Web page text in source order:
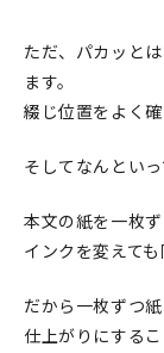
ただ、パカッと
ます。
綴じ位置をよく
そしてなんとい
本文の紙を一枚
インクを変えて
だから一枚ずつ
仕上がりにする